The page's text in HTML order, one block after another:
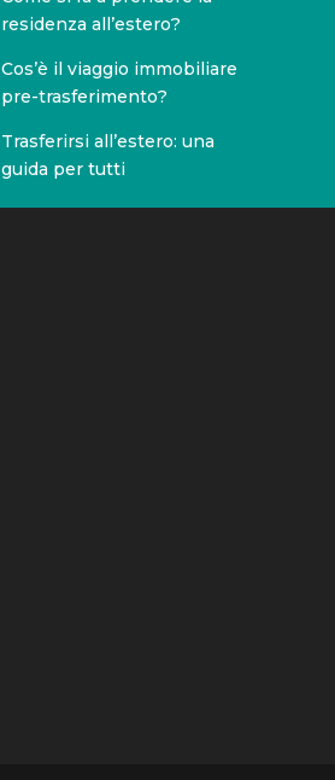
residenza all’estero?
Cos’è il viaggio immobiliare
pre-trasferimento?
Trasferirsi all’estero: una
guida per tutti